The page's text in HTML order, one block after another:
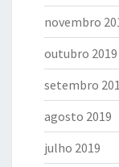
novembro
outubro 2019
setembro
agosto 2019
julho 2019